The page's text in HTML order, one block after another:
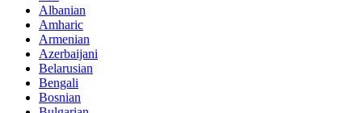
Albanian
Amharic
Armenian
Azerbaijani
Belarusian
Bengali
Bosnian